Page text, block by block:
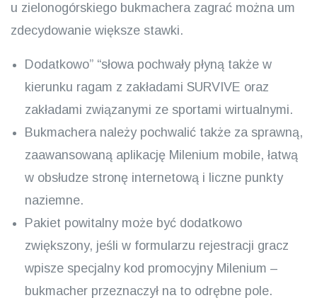
u zielonogórskiego bukmachera zagrać można um
zdecydowanie większe stawki.
Dodatkowo” “słowa pochwały płyną także w
kierunku ragam z zakładami SURVIVE oraz
zakładami związanymi ze sportami wirtualnymi.
Bukmachera należy pochwalić także za sprawną,
zaawansowaną aplikację Milenium mobile, łatwą
w obsłudze stronę internetową i liczne punkty
naziemne.
Pakiet powitalny może być dodatkowo
zwiększony, jeśli w formularzu rejestracji gracz
wpisze specjalny kod promocyjny Milenium –
bukmacher przeznaczył na to odrębne pole.